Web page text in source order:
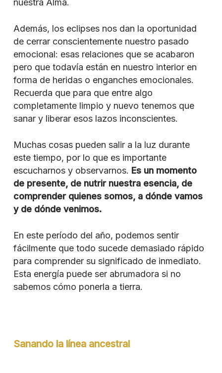
nuestra Alma.
Además, los eclipses nos dan la oportunidad
de cerrar conscientemente nuestro pasado
emocional: esas relaciones que se acabaron
pero que todavía están en nuestro interior en
forma de heridas o enganches emocionales.
Recuerda que para que entre algo
completamente limpio y nuevo tenemos que
sanar y liberar esos lazos inconscientes.
Muchas cosas pueden salir a la luz durante
este tiempo, por lo que es importante
escucharnos y observarnos. Es un momento
de presente, de nutrir nuestra esencia, de
comprender quienes somos, a dónde vamos
y de dónde venimos.
En este período del año, podemos sentir
fácilmente que todo sucede demasiado rápido
para comprender su significado de inmediato.
Esta energía puede ser abrumadora si no
sabemos cómo ponerla a tierra.
Sanando la línea ancestral